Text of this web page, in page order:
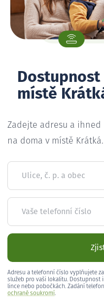
místě
Zadejte adresu a
na doma v místě Krátká.
Ulice, č. p. a obec
Vaše telefonní číslo
Adresu a telefonní číslo vyplňujete
služeb pro vaši lokalitu. Dostupnost
lince nebo pobočkách. Zadání
ochraně soukromí.